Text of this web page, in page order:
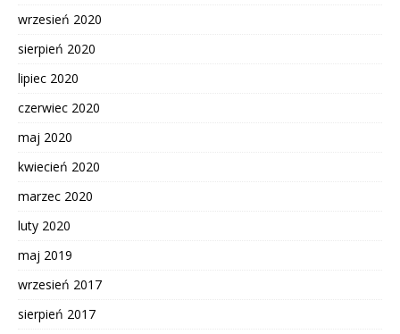
wrzesień 2020
sierpień 2020
lipiec 2020
czerwiec 2020
maj 2020
kwiecień 2020
marzec 2020
luty 2020
maj 2019
wrzesień 2017
sierpień 2017